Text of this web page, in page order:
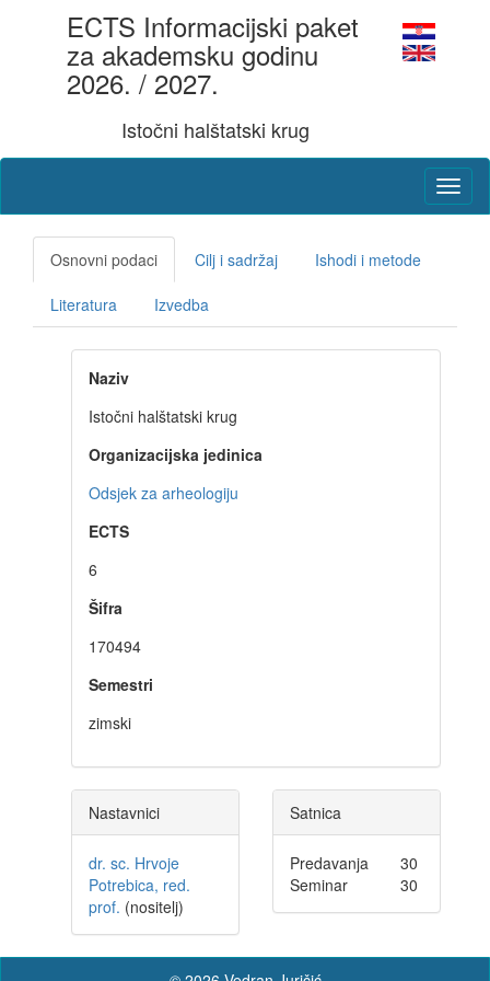
ECTS Informacijski paket
za akademsku godinu
2026. / 2027.
Istočni halštatski krug
Osnovni podaci Cilj i sadržaj Ishodi i metode
Literatura Izvedba
Naziv
Istočni halštatski krug
Organizacijska jedinica
Odsjek za arheologiju
ECTS
6
Šifra
170494
Semestri
zimski
Nastavnici
dr. sc. Hrvoje
Potrebica, red.
prof. (nositelj)
Satnica
Predavanja
30
Seminar
30